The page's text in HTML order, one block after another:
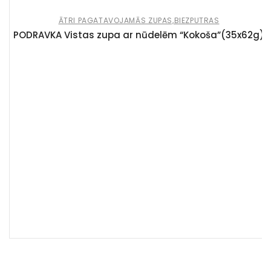
ĀTRI PAGATAVOJAMĀS ZUPAS,BIEZPUTRAS
PODRAVKA Vistas zupa ar nūdelēm “Kokoša”(35x62g)